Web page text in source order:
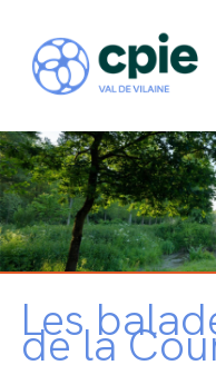
Les
de la